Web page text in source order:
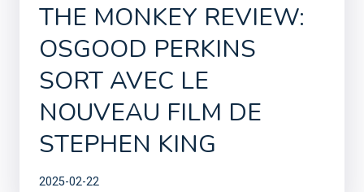
THE MONKEY REVIEW:
OSGOOD PERKINS
SORT AVEC LE
NOUVEAU FILM DE
STEPHEN KING
2025-02-22